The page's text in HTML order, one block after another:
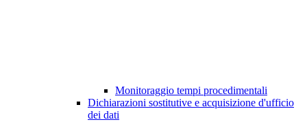
Monitoraggio tempi procedimentali
Dichiarazioni sostitutive e acquisizione d'ufficio
dei dati